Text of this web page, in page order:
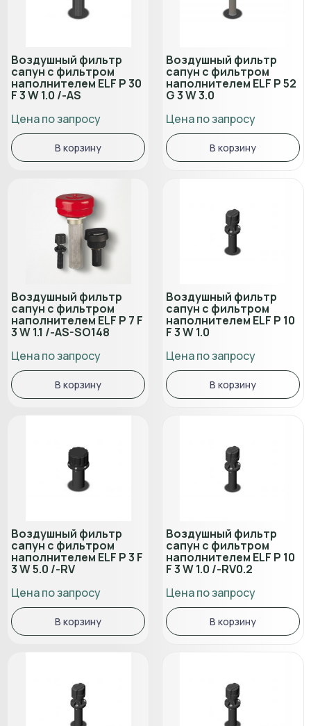
Воздушный фильтр
сапун с фильтром
наполнителем ELF P 30
F 3 W 1.0 /-AS
Цена по запросу
В корзину
Воздушный фильтр
сапун с фильтром
наполнителем ELF P 52
G 3 W 3.0
Цена по запросу
В корзину
Воздушный фильтр
сапун с фильтром
наполнителем ELF P 7 F
3 W 1.1 /-AS-SO148
Цена по запросу
В корзину
Воздушный фильтр
сапун с фильтром
наполнителем ELF P 10
F 3 W 1.0
Цена по запросу
В корзину
Воздушный фильтр
сапун с фильтром
наполнителем ELF P 3 F
3 W 5.0 /-RV
Цена по запросу
В корзину
Воздушный фильтр
сапун с фильтром
наполнителем ELF P 10
F 3 W 1.0 /-RV0.2
Цена по запросу
В корзину